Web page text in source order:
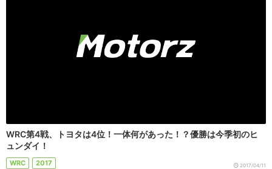
WRC第4戦、トヨタは4位！一体何があった！？優勝は今季初のヒ
ュンダイ！
WRC 2017 2017/04/11